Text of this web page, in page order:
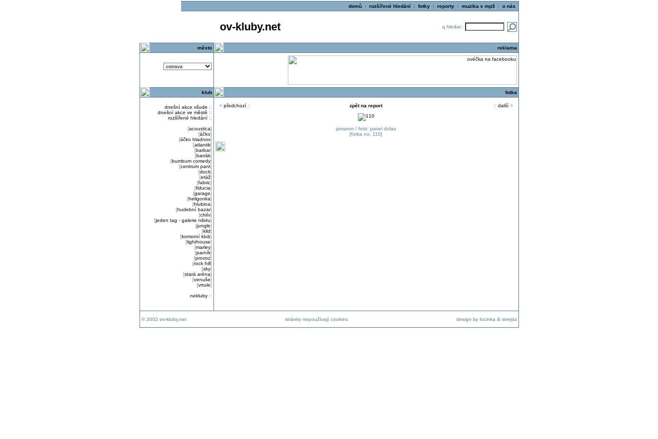
domů| rozšířené hledání| fotky| reporty| muzika v mp3 | o nás
ov-kluby.net q.hledat::
město reklama
klub
dnešní akce všude ::
dnešní akce ve městě ::
rozšířené hledání::
[acoustica]
[áčko]
[áčko hladnov]
[atlantik]
[barbar]
[barrák]
[bumbum comedy]
[centrum pant]
[dock]
[etáž]
[fabric]
[fiducia]
[garage]
[heligonka]
[hlubina]
[hudební bazar]
[chlív]
[jeden tag - galerie nibiru]
[jungle]
[klid]
[komorní klub]
[lighthouse]
[marley]
[parník]
[provoz]
[rock hill]
[sky]
[stará aréna]
[venuše]
[vrtule]
nekluby::
fotka
< předchozí:: zpět na report :: další>
jamaron / foto: pavel dolas
[fotka no. 110]
© 2002 ov-kluby.net stránky nepoužívají cookies. design by lucinka & strejda